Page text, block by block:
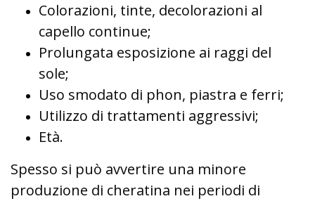
Colorazioni, tinte, decolorazioni al
capello continue;
Prolungata esposizione ai raggi del
sole;
Uso smodato di phon, piastra e ferri;
Utilizzo di trattamenti aggressivi;
Età.
Spesso si può avvertire una minore
produzione di cheratina nei periodi di